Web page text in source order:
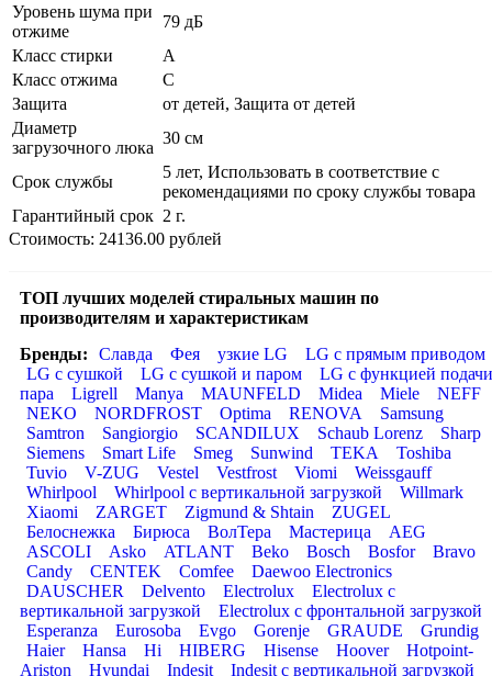
Уровень шума при
отжиме
79 дБ
Класс стирки
A
Класс отжима
C
Защита
от детей, Защита от детей
Диаметр
загрузочного люка
30 см
Срок службы
5 лет, Использовать в соответствие с
рекомендациями по сроку службы товара
Гарантийный срок 2 г.
Стоимость: 24136.00 рублей
ТОП лучших моделей стиральных машин по
производителям и характеристикам
Бренды:
Славда Фея узкие LG
LG с прямым приводом
LG с сушкой
LG с сушкой и паром
LG с функцией подачи
пара
Ligrell Manya MAUNFELD Midea Miele
NEFF
NEKO
NORDFROST Optima RENOVA
Samsung
Samtron
Sangiorgio SCANDILUX Schaub Lorenz
Sharp
Siemens
Smart Life Smeg Sunwind TEKA
Toshiba
Tuvio
V-ZUG Vestel Vestfrost Viomi
Weissgauff
Whirlpool
Whirlpool с вертикальной загрузкой
Willmark
Xiaomi
ZARGET Zigmund & Shtain
ZUGEL
Белоснежка
Бирюса ВолТера Мастерица
AEG
ASCOLI
Asko ATLANT Beko Bosch Bosfor
Bravo
Candy
CENTEK Comfee
Daewoo Electronics
DAUSCHER
Delvento Electrolux
Electrolux с
вертикальной загрузкой
Electrolux с фронтальной загрузкой
Esperanza
Eurosoba Evgo Gorenje GRAUDE
Grundig
Haier
Hansa Hi HIBERG Hisense Hoover
Hotpoint-
Ariston
Hyundai Indesit Indesit с вертикальной загрузкой